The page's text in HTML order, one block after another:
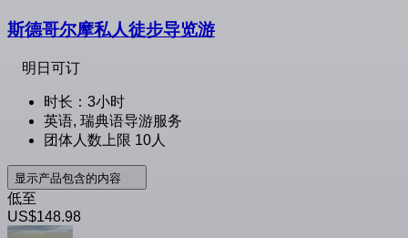
斯德哥尔摩私人徒步导览游
明日可订
时长：3小时
英语, 瑞典语导游服务
团体人数上限 10人
显示产品包含的内容
低至
US$148.98